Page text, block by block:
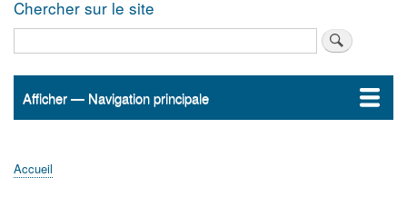
Chercher sur le site
Navigation
Afficher — Navigation principale
Accueil
ActualitésMATh.en.JEANS ?
Régions et Ateliers
Créer, gérer un atelier
Sujets/Publications
Congrès
Accueil